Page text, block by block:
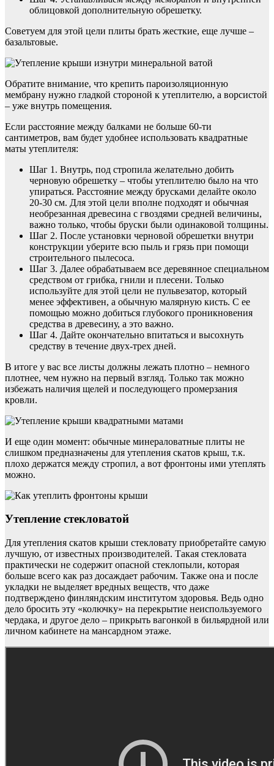
облицовкой дополнительную обрешетку.
Советуем для этой цели плиты брать жесткие, еще лучше –
базальтовые.
Обратите внимание, что крепить пароизоляционную
мембрану нужно гладкой стороной к утеплителю, а ворсистой
– уже внутрь помещения.
Если расстояние между балками не больше 60-ти
сантиметров, вам будет удобнее использовать квадратные
маты утеплителя:
Шаг 1. Внутрь, под стропила желательно добить
черновую обрешетку – чтобы утеплителю было на что
упираться. Расстояние между брусками делайте около
20-30 см. Для этой цели вполне подходят и обычная
необрезанная древесина с гвоздями средней величины,
важно только, чтобы бруски были одинаковой толщины.
Шаг 2. После установки черновой обрешетки внутри
конструкции уберите всю пыль и грязь при помощи
строительного пылесоса.
Шаг 3. Далее обрабатываем все деревянное специальном
средством от грибка, гнили и плесени. Только
используйте для этой цели не пульвезатор, который
менее эффективен, а обычную малярную кисть. С ее
помощью можно добиться глубокого проникновения
средства в древесину, а это важно.
Шаг 4. Дайте окончательно впитаться и высохнуть
средству в течение двух-трех дней.
В итоге у вас все листы должны лежать плотно – немного
плотнее, чем нужно на первый взгляд. Только так можно
избежать наличия щелей и последующего промерзания
кровли.
И еще один момент: обычные минераловатные плиты не
слишком предназначены для утепления скатов крыш, т.к.
плохо держатся между стропил, а вот фронтоны ими утеплять
можно.
Утепление стекловатой
Для утепления скатов крыши стекловату приобретайте самую
лучшую, от известных производителей. Такая стекловата
практически не содержит опасной стеклопыли, которая
больше всего как раз досаждает рабочим. Также она и после
укладки не выделяет вредных веществ, что даже
подтверждено финляндским институтом здоровья. Ведь одно
дело бросить эту «колючку» на перекрытие неиспользуемого
чердака, и другое дело – прикрыть вагонкой в бильярдной или
личном кабинете на мансардном этаже.